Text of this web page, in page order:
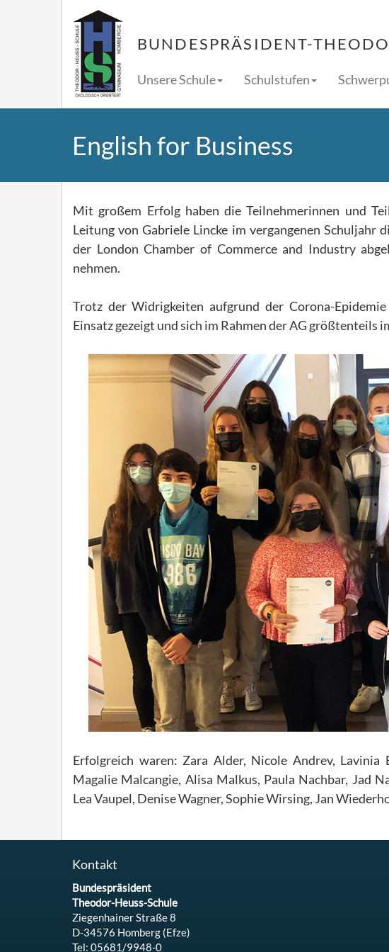
BUNDESPRÄSIDENT-
Unsere Schule Schulstufen
English for Business
Mit großem Erfolg haben die Teilnehmerinnen und
Leitung von Gabriele Lincke im vergangenen
der London Chamber of Commerce and Industry
nehmen.
Trotz der Widrigkeiten aufgrund der Corona-
Einsatz gezeigt und sich im Rahmen der AG
Erfolgreich waren: Zara Alder, Nicole Andrev, Lavinia
Magalie Malcangie, Alisa Malkus, Paula Nachbar, Jad
Lea Vaupel, Denise Wagner, Sophie Wirsing, Jan
Kontakt
Bundespräsident
Theodor-Heuss-Schule
Ziegenhainer Straße 8
D-34576 Homberg (Efze)
Tel: 05681/9948-0